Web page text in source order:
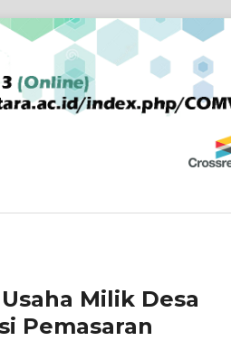
Milik Desa
Pemasaran